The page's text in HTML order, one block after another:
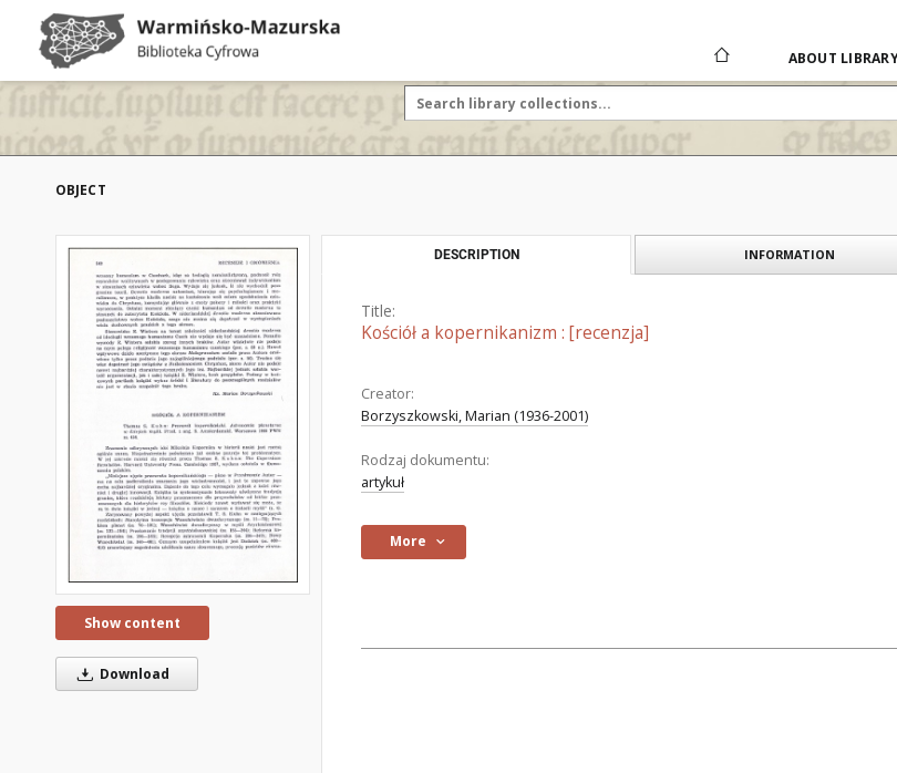
ABOUT
OBJECT
Show content
Download
DESCRIPTION INFORMATION
Title:
Kościół a kopernikanizm : [recenzja]
Creator:
Borzyszkowski, Marian (1936-2001)
Rodzaj dokumentu:
artykuł
More